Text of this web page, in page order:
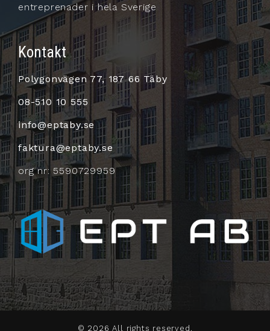
entreprenader i hela Sverige
Kontakt
Polygonvägen 77, 187 66 Täby
08-510 10 555
info@eptaby.se
faktura@eptaby.se
org nr: 5590729959
© 2026 All rights reserved.